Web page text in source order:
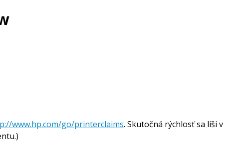
www.hp.com/go/printerclaims. Skutočná rýchlosť sa líši v